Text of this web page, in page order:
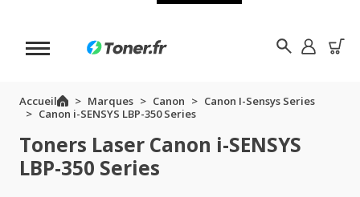
Accueil Marques Canon
Canon I-Sensys Series
Canon i-SENSYS LBP-350 Series
Toners Laser Canon i-SENSYS
LBP-350 Series